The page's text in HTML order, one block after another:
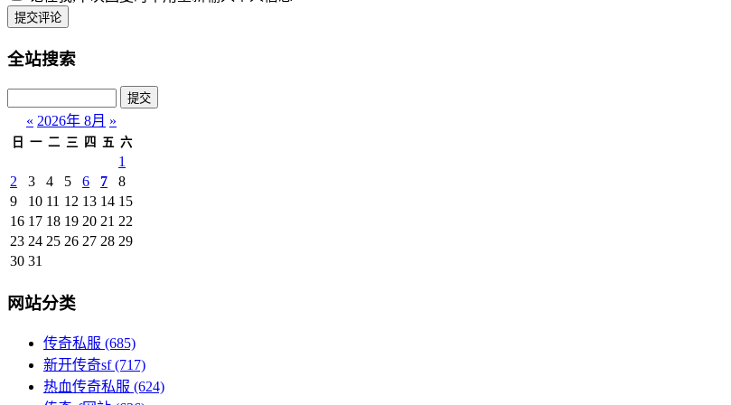
提交评论
全站搜索
« 2026年 8月 »
日 一 二 三 四 五 六
1
2
3 4 5 6 7
8
9
10 11 12 13 14 15
16 17 18 19 20 21 22
23 24 25 26 27 28 29
30 31
网站分类
传奇私服 (685)
新开传奇sf(717)
热血传奇私服 (624)